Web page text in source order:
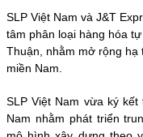
SLP Việt Nam và J&T
tâm phân loại hàng hóa
Thuận, nhằm mở rộng hạ
miền Nam.
SLP Việt Nam vừa ký
Nam nhằm phát triển